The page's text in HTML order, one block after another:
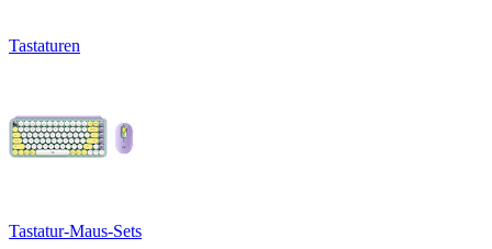
Tastaturen
Tastatur-Maus-Sets